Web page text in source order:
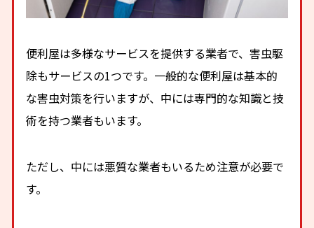
便利屋は多様なサービスを提供する業者で、害虫駆
除もサービスの1つです。一般的な便利屋は基本的
な害虫対策を行いますが、中には専門的な知識と技
術を持つ業者もいます。
ただし、中には悪質な業者もいるため注意が必要で
す。